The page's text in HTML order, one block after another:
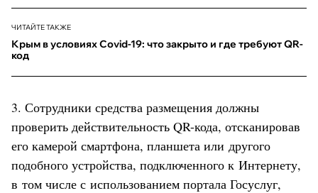
ЧИТАЙТЕ ТАКЖЕ
Крым в условиях Covid-19: что закрыто и где требуют QR-
код
3. Сотрудники средства размещения должны
проверить действительность QR-кода, отсканировав
его камерой смартфона, планшета или другого
подобного устройства, подключенного к Интернету,
в том числе с использованием портала Госуслуг,